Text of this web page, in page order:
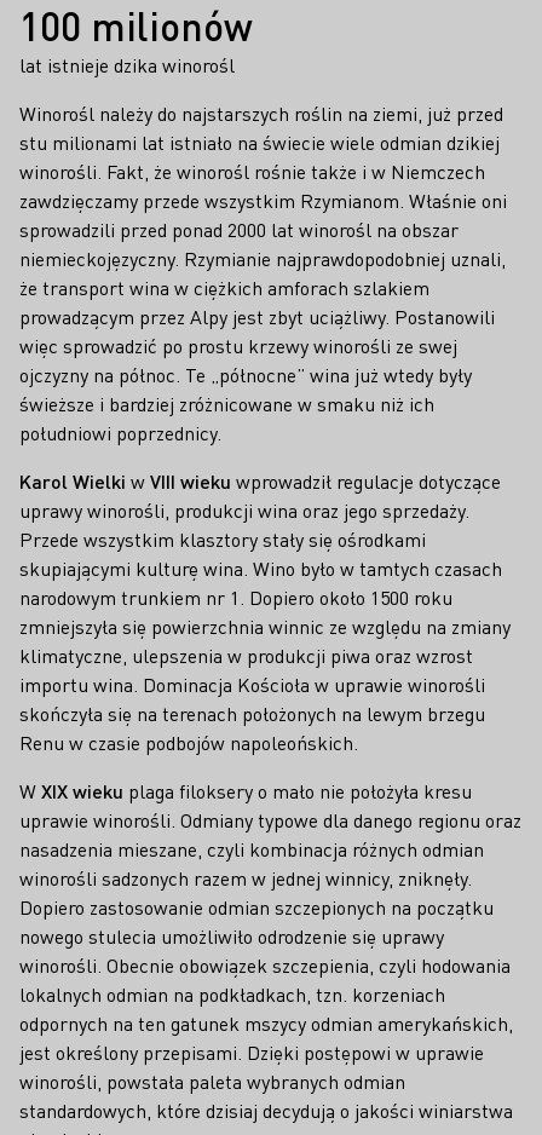
100 milionów
lat istnieje dzika winorośl
Winorośl należy do najstarszych roślin na ziemi, już przed
stu milionami lat istniało na świecie wiele odmian dzikiej
winorośli. Fakt, że winorośl rośnie także i w Niemczech
zawdzięczamy przede wszystkim Rzymianom. Właśnie oni
sprowadzili przed ponad 2000 lat winorośl na obszar
niemieckojęzyczny. Rzymianie najprawdopodobniej uznali,
że transport wina w ciężkich amforach szlakiem
prowadzącym przez Alpy jest zbyt uciążliwy. Postanowili
więc sprowadzić po prostu krzewy winorośli ze swej
ojczyzny na północ. Te „północne” wina już wtedy były
świeższe i bardziej zróżnicowane w smaku niż ich
południowi poprzednicy.
Karol Wielki wVIII wieku wprowadził regulacje dotyczące
uprawy winorośli, produkcji wina oraz jego sprzedaży.
Przede wszystkim klasztory stały się ośrodkami
skupiającymi kulturę wina. Wino było w tamtych czasach
narodowym trunkiem nr 1. Dopiero około 1500 roku
zmniejszyła się powierzchnia winnic ze względu na zmiany
klimatyczne, ulepszenia w produkcji piwa oraz wzrost
importu wina. Dominacja Kościoła w uprawie winorośli
skończyła się na terenach położonych na lewym brzegu
Renu w czasie podbojów napoleońskich.
WXIX wieku plaga filoksery o mało nie położyła kresu
uprawie winorośli. Odmiany typowe dla danego regionu oraz
nasadzenia mieszane, czyli kombinacja różnych odmian
winorośli sadzonych razem w jednej winnicy, zniknęły.
Dopiero zastosowanie odmian szczepionych na początku
nowego stulecia umożliwiło odrodzenie się uprawy
winorośli. Obecnie obowiązek szczepienia, czyli hodowania
lokalnych odmian na podkładkach, tzn. korzeniach
odpornych na ten gatunek mszycy odmian amerykańskich,
jest określony przepisami. Dzięki postępowi w uprawie
winorośli, powstała paleta wybranych odmian
standardowych, które dzisiaj decydują o jakości winiarstwa